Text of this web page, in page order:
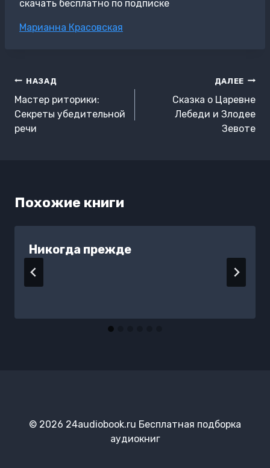
скачать бесплатно по подписке
Метки
Марианна Красовская
Навигация
по
записям
НАЗАД
Мастер риторики:
Секреты убедительной
речи
ДАЛЕЕ
Сказка о Царевне
Лебеди и Злодее
Зевоте
Похожие книги
Никогда прежде
© 2026 24audiobook.ru Бесплатная подборка
аудиокниг